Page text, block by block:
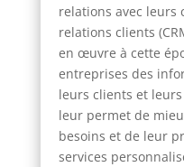
relations avec leurs
relations clients
en œuvre à cette
entreprises des
leurs clients et
leur permet de
besoins et de leur
services